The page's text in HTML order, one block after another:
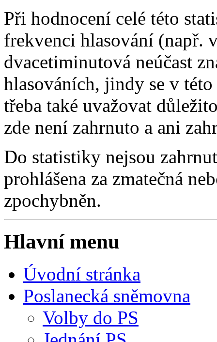
Při hodnocení celé této
frekvenci hlasování (např.
dvacetiminutová neúčast
hlasováních, jindy se v
třeba také uvažovat
zde není zahrnuto a ani
Do statistiky nejsou
prohlášena za zmatečná
zpochybněn.
Hlavní menu
Úvodní stránka
Poslanecká sněmovna
Volby do PS